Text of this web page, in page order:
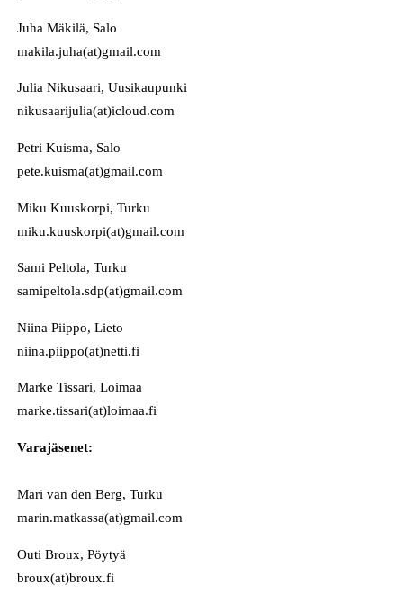
Juha Mäkilä, Salo
makila.juha(at)gmail.com
Julia Nikusaari, Uusikaupunki
nikusaarijulia(at)icloud.com
Petri Kuisma, Salo
pete.kuisma(at)gmail.com
Miku Kuuskorpi, Turku
miku.kuuskorpi(at)gmail.com
Sami Peltola, Turku
samipeltola.sdp(at)gmail.com
Niina Piippo, Lieto
niina.piippo(at)netti.fi
Marke Tissari, Loimaa
marke.tissari(at)loimaa.fi
Varajäsenet:
Mari van den Berg, Turku
marin.matkassa(at)gmail.com
Outi Broux, Pöytyä
broux(at)broux.fi